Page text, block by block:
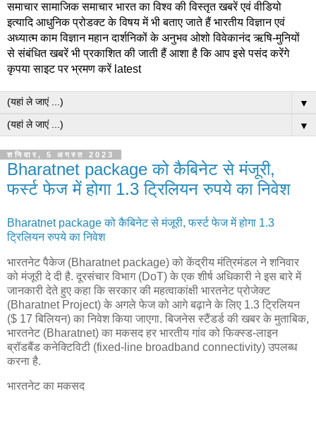
समाचार सामाजिक समाचार भारत का विश्व की विस्तृत खबरें एवं वीडियो
इत्यादि आधुनिक प्रोडक्ट के विषय में भी बताए जाते हैं भारतीय विज्ञान एवं
अध्यात्म काम विज्ञान महान दार्शनिकों के अनुभव ओशो विवेकानंद ऋषि-मुनियों
से संबंधित खबरें भी प्रकाशित की जाती हैं आशा है कि आप इसे पसंद करेंगे
कृपया साइट पर भ्रमण करें latest
▼
▼
शनिवार, 5 अगस्त 2023
Bharatnet package को कैबिनेट से मंजूरी,
फर्स्ट फेज में होगा 1.3 ट्रिलियन रुपये का निवेश
Bharatnet package को कैबिनेट से मंजूरी, फर्स्ट फेज में होगा 1.3
ट्रिलियन रुपये का निवेश
भारतनेट पैकेज (Bharatnet package) को केंद्रीय मंत्रिमंडल ने शनिवार
को मंजूरी दे दी है. दूरसंचार विभाग (DoT) के एक शीर्ष अधिकारी ने इस बारे में
जानकारी देते हुए कहा कि सरकार की महत्वाकांक्षी भारतनेट प्रोजेक्ट
(Bharatnet Project) के अगले फेज को आगे बढ़ाने के लिए 1.3 ट्रिलियन
($ 17 बिलियन) का निवेश किया जाएगा. बिजनेस स्टैंडर्ड की खबर के मुताबिक,
भारतनेट (Bharatnet) का मकसद हर भारतीय गांव को फिक्स्ड-लाइन
ब्रॉडबैंड कनेक्टिविटी (fixed-line broadband connectivity) उपलब्ध
करना है.
भारतनेट का मकसद